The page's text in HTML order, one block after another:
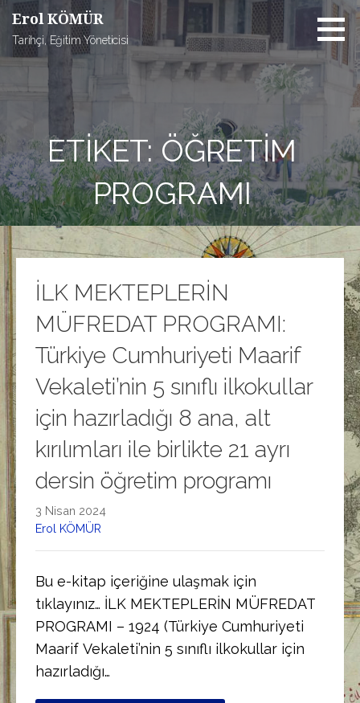
İçeriğe
atla
Erol KÖMÜR
Tarihçi, Eğitim Yöneticisi
ETIKET: ÖĞRETIM
PROGRAMI
İLK MEKTEPLERİN
MÜFREDAT PROGRAMI:
Türkiye Cumhuriyeti Maarif
Vekaleti’nin 5 sınıflı ilkokullar
için hazırladığı 8 ana, alt
kırılımları ile birlikte 21 ayrı
dersin öğretim programı
3 Nisan 2024
Erol KÖMÜR
Bu e-kitap içeriğine ulaşmak için
tıklayınız… İLK MEKTEPLERİN MÜFREDAT
PROGRAMI – 1924 (Türkiye Cumhuriyeti
Maarif Vekaleti’nin 5 sınıflı ilkokullar için
hazırladığı…